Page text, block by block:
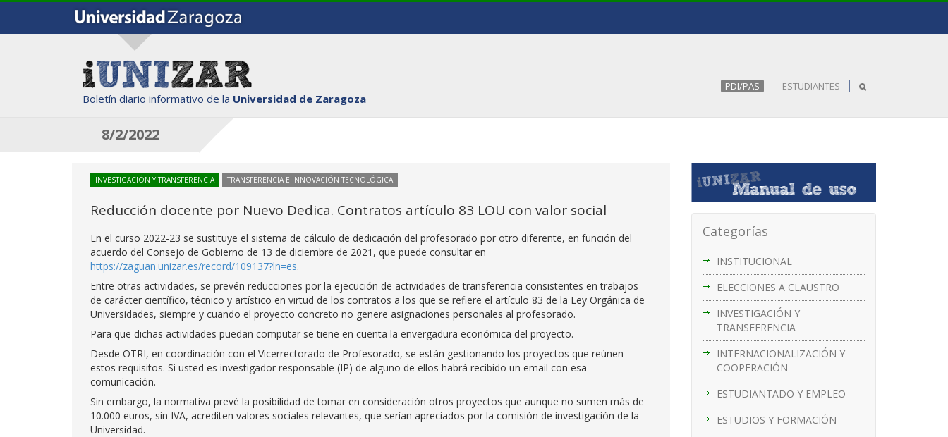
Boletín diario informativo de la Universidad de Zaragoza
PDI/PAS ESTUDIANTES
8/2/2022
Categorías
INSTITUCIONAL
ELECCIONES A CLAUSTRO
INVESTIGACIÓN Y
TRANSFERENCIA
INTERNACIONALIZACIÓN Y
COOPERACIÓN
ESTUDIANTADO Y EMPLEO
ESTUDIOS Y FORMACIÓN
INVESTIGACIÓN Y TRANSFERENCIA TRANSFERENCIA E INNOVACIÓN TECNOLÓGICA
Reducción docente por Nuevo Dedica. Contratos artículo 83 LOU con valor social
En el curso 2022-23 se sustituye el sistema de cálculo de dedicación del profesorado por otro diferente, en función del
acuerdo del Consejo de Gobierno de 13 de diciembre de 2021, que puede consultar en
https://zaguan.unizar.es/record/109137?ln=es.
Entre otras actividades, se prevén reducciones por la ejecución de actividades de transferencia consistentes en trabajos
de carácter científico, técnico y artístico en virtud de los contratos a los que se refiere el artículo 83 de la Ley Orgánica de
Universidades, siempre y cuando el proyecto concreto no genere asignaciones personales al profesorado.
Para que dichas actividades puedan computar se tiene en cuenta la envergadura económica del proyecto.
Desde OTRI, en coordinación con el Vicerrectorado de Profesorado, se están gestionando los proyectos que reúnen
estos requisitos. Si usted es investigador responsable (IP) de alguno de ellos habrá recibido un email con esa
comunicación.
Sin embargo, la normativa prevé la posibilidad de tomar en consideración otros proyectos que aunque no sumen más de
10.000 euros, sin IVA, acrediten valores sociales relevantes, que serían apreciados por la comisión de investigación de la
Universidad.